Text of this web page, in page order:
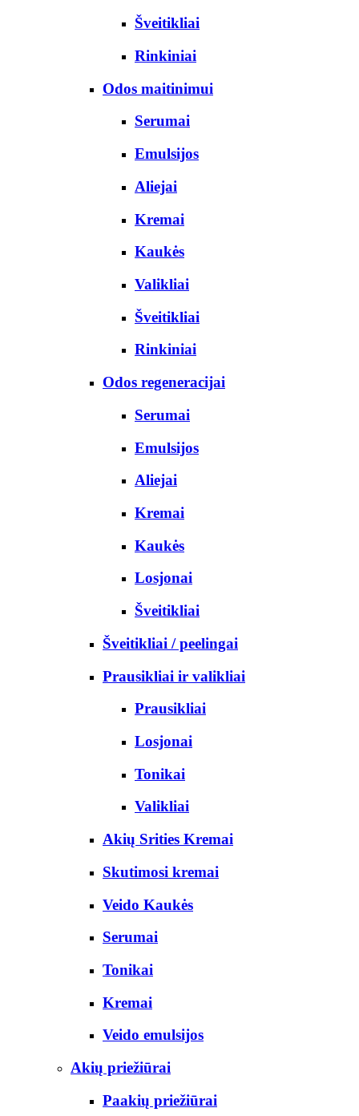
Šveitikliai
Rinkiniai
Odos maitinimui
Serumai
Emulsijos
Aliejai
Kremai
Kaukės
Valikliai
Šveitikliai
Rinkiniai
Odos regeneracijai
Serumai
Emulsijos
Aliejai
Kremai
Kaukės
Losjonai
Šveitikliai
Šveitikliai / peelingai
Prausikliai ir valikliai
Prausikliai
Losjonai
Tonikai
Valikliai
Akių Srities Kremai
Skutimosi kremai
Veido Kaukės
Serumai
Tonikai
Kremai
Veido emulsijos
Akių priežiūrai
Paakių priežiūrai